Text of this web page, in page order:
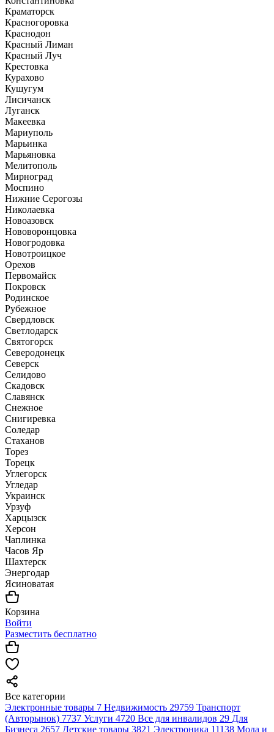
Краматорск
Красногоровка
Краснодон
Красный Лиман
Красный Луч
Крестовка
Курахово
Кушугум
Лисичанск
Луганск
Макеевка
Мариуполь
Марьинка
Марьяновка
Мелитополь
Мирноград
Моспино
Нижние Серогозы
Николаевка
Новоазовск
Нововоронцовка
Новогродовка
Новотроицкое
Орехов
Первомайск
Покровск
Родинское
Рубежное
Свердловск
Светлодарск
Святогорск
Северодонецк
Северск
Селидово
Скадовск
Славянск
Снежное
Снигиревка
Соледар
Стаханов
Торез
Торецк
Углегорск
Угледар
Украинск
Урзуф
Харцызск
Херсон
Чаплинка
Часов Яр
Шахтерск
Энергодар
Ясиноватая
Корзина
Войти
Разместить бесплатно
Все категории
Электронные товары 7 Недвижимость 29759 Транспорт
(Авторынок) 7737 Услуги 4720 Все для инвалидов 29 Для
Бизнеса 2657 Детские товары 3821 Электроника 11138 Мода и